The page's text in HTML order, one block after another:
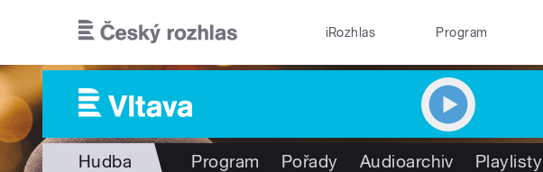
iRozhlas Program
Hudba Program Pořady Audioarchiv Playlisty